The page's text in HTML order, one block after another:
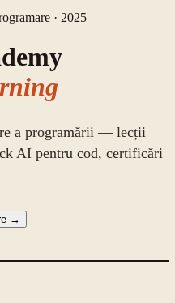
· 2025
a programării — lecții
AI pentru cod, certificări
→